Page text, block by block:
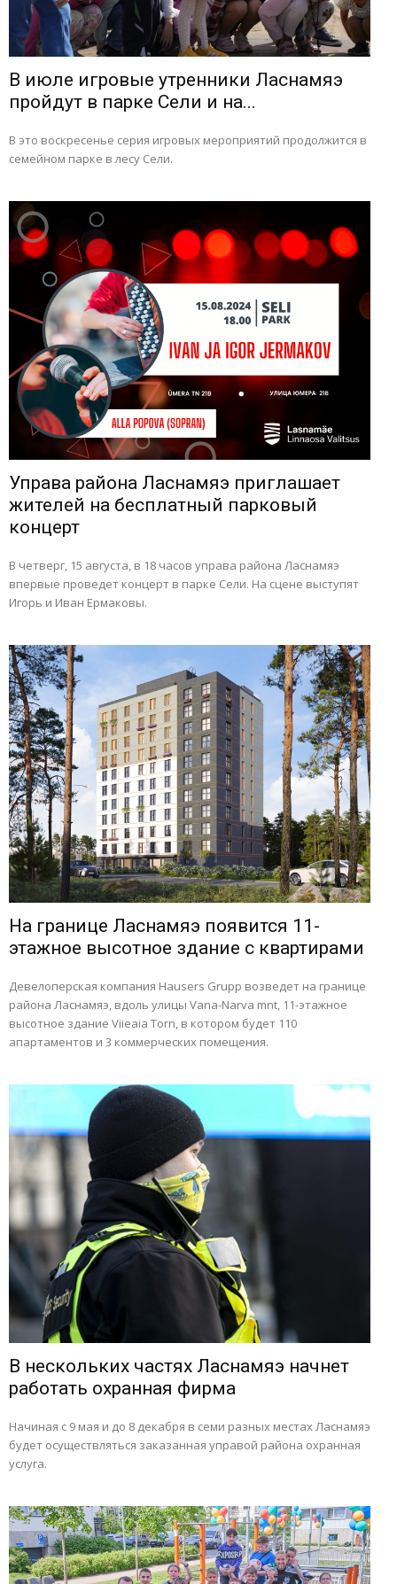
В июле игровые утренники Ласнамяэ
пройдут в парке Сели и на...
В это воскресенье серия игровых мероприятий продолжится в
семейном парке в лесу Сели.
Управа района Ласнамяэ приглашает
жителей на бесплатный парковый
концерт
В четверг, 15 августа, в 18 часов управа района Ласнамяэ
впервые проведет концерт в парке Сели. На сцене выступят
Игорь и Иван Ермаковы.
На границе Ласнамяэ появится 11-
этажное высотное здание с квартирами
Девелоперская компания Hausers Grupp возведет на границе
района Ласнамяэ, вдоль улицы Vana-Narva mnt, 11-этажное
высотное здание Viieaia Torn, в котором будет 110
апартаментов и 3 коммерческих помещения.
В нескольких частях Ласнамяэ начнет
работать охранная фирма
Начиная с 9 мая и до 8 декабря в семи разных местах Ласнамяэ
будет осуществляться заказанная управой района охранная
услуга.